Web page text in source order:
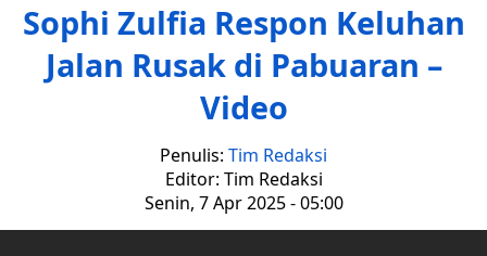
Sophi Zulfia Respon Keluhan
Jalan Rusak di Pabuaran –
Video
Penulis: Tim Redaksi
Editor: Tim Redaksi
Senin, 7 Apr 2025 - 05:00